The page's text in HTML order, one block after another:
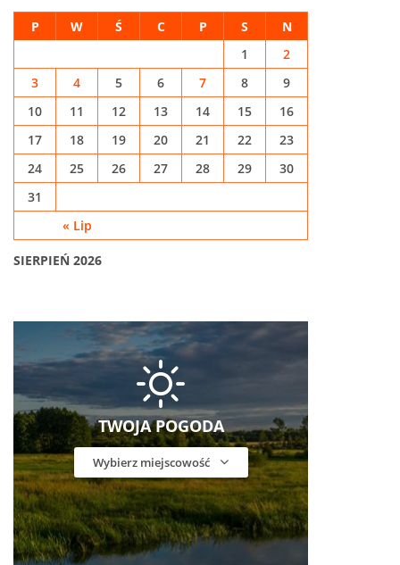
SIERPIEŃ 2026
P W Ś C P S N
« Lip
1
2
3
4 5 6 7 8
9
10
11 12 13 14 15
16
17
18 19 20 21 22
23
24
25 26 27 28 29
30
31
TWOJA POGODA
Wybierz miejscowość